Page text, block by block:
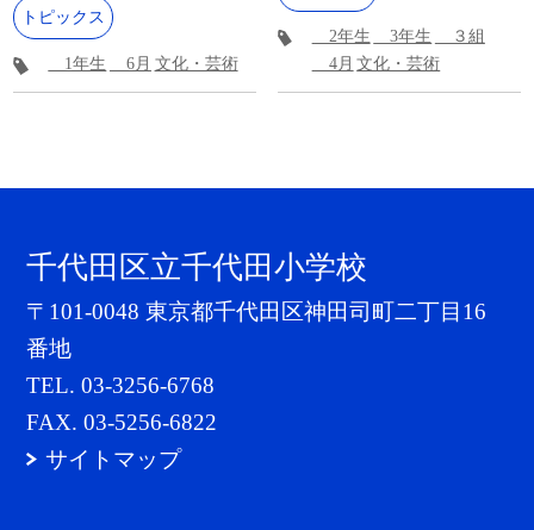
トピックス
1年生 6月 文化・芸術
2年生 3年生
３組
4月 文化・芸術
千代田区立千代田小学校
〒101-0048 東京都千代田区神田司町二丁目16
番地
TEL.03-3256-6768
FAX. 03-5256-6822
サイトマップ